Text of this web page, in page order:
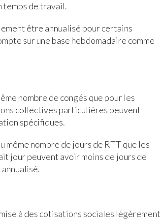
temps de travail.
être annualisé pour certains
sur une base hebdomadaire comme
nombre de congés que pour les
collectives particulières peuvent
spécifiques.
nombre de jours de RTT que les
jour peuvent avoir moins de jours de
à des cotisations sociales légèrement